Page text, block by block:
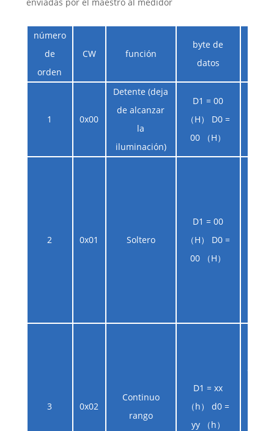
número
de
orden
CW función
byte de
datos
1 0x00
Detente (deja
de alcanzar
la
iluminación)
D1 = 00
（H） D0 =
00 （H）
2 0x01 Soltero
D1 = 00
（H） D0 =
00 （H）
3 0x02
Continuo
rango
D1 = xx
（h） d0 =
yy （h）